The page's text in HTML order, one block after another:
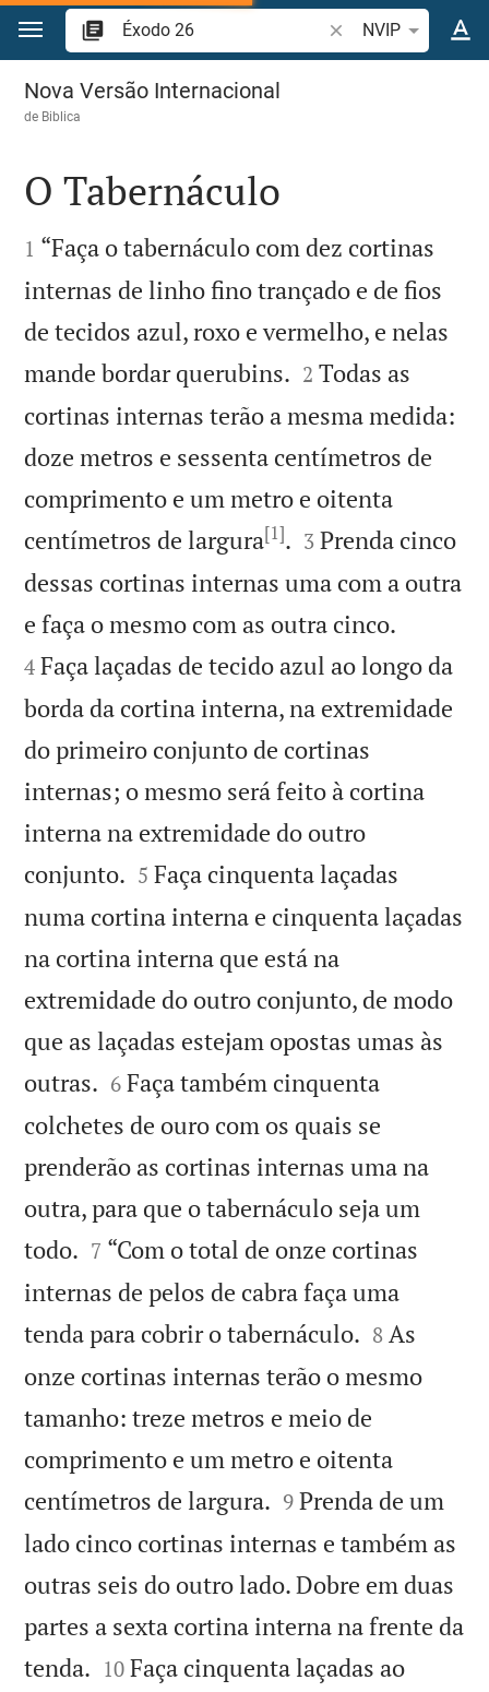
Ir para o conteúdo
Pesquise
NVIP
Éxodo 26
Nova Versão Internacional
de Biblica

O Tabernáculo

1 “Faça o tabernáculo com dez cortinas
internas de linho fino trançado e de fios
de tecidos azul, roxo e vermelho, e nelas
mande bordar querubins. 

2 Todas as
cortinas internas terão a mesma medida:
doze metros e sessenta centímetros de
comprimento e um metro e oitenta
centímetros de largura[1]. 

3 Prenda cinco
dessas cortinas internas uma com a outra
e faça o mesmo com as outra cinco.
4 Faça laçadas de tecido azul ao longo da
borda da cortina interna, na extremidade
do primeiro conjunto de cortinas
internas; o mesmo será feito à cortina
interna na extremidade do outro
conjunto. 

5 Faça cinquenta laçadas
numa cortina interna e cinquenta laçadas
na cortina interna que está na
extremidade do outro conjunto, de modo
que as laçadas estejam opostas umas às
outras. 

6 Faça também cinquenta
colchetes de ouro com os quais se
prenderão as cortinas internas uma na
outra, para que o tabernáculo seja um
todo. 

7 “Com o total de onze cortinas
internas de pelos de cabra faça uma
tenda para cobrir o tabernáculo. 

8 As
onze cortinas internas terão o mesmo
tamanho: treze metros e meio de
comprimento e um metro e oitenta
centímetros de largura. 

9 Prenda de um
lado cinco cortinas internas e também as
outras seis do outro lado. Dobre em duas
partes a sexta cortina interna na frente da
tenda. 

10 Faça cinquenta laçadas ao